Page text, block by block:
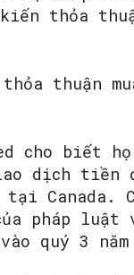
SEARCH...
thỏa
thuận
cho biết
dịch tiền
tại Canada.
pháp luật
quý 3 năm